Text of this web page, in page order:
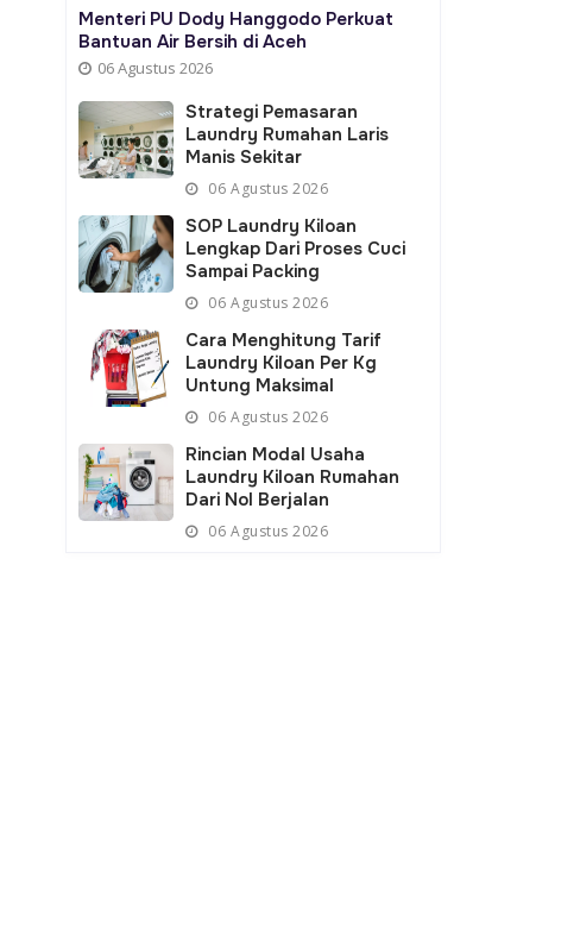
Menteri PU Dody Hanggodo Perkuat
Bantuan Air Bersih di Aceh
06 Agustus 2026
Strategi Pemasaran
Laundry Rumahan Laris
Manis Sekitar
06 Agustus 2026
SOP Laundry Kiloan
Lengkap Dari Proses Cuci
Sampai Packing
06 Agustus 2026
Cara Menghitung Tarif
Laundry Kiloan Per Kg
Untung Maksimal
06 Agustus 2026
Rincian Modal Usaha
Laundry Kiloan Rumahan
Dari Nol Berjalan
06 Agustus 2026